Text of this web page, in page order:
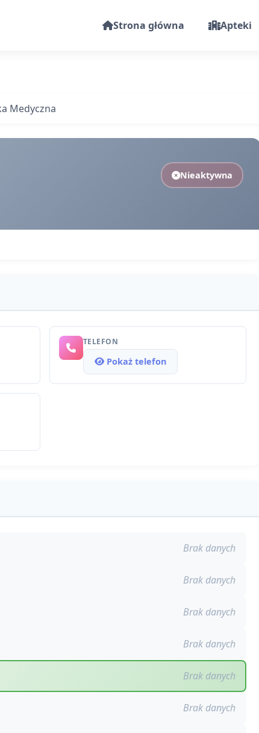
Strona główna Apteki
Medyczna
Nieaktywna
TELEFON
Pokaż telefon
Brak danych
Brak danych
Brak danych
Brak danych
Brak danych
Brak danych